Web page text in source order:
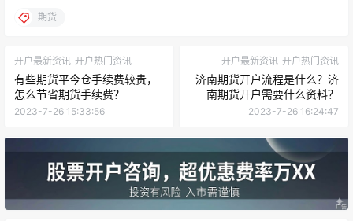
期货
开户最新资讯 开户热门资讯
有些期货平今仓手续费较贵，
怎么节省期货手续费？
2023-7-26 15:33:56
开户最新资讯 开户热门资讯
济南期货开户流程是什么？济
南期货开户需要什么资料？
2023-7-26 16:24:47